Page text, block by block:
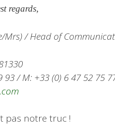
regards,
Mrs) / Head of
93 / M: +33 (0) 6 47 52 75
pas notre truc !